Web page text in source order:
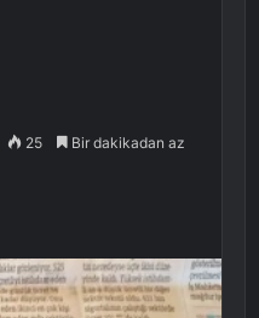
25 Bir dakikadan az